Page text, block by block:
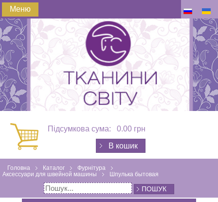
Меню
Підсумкова сума: 0.00 грн
В кошик
Головна Каталог
Фурнітура
Аксессуари для швейной машины
Шпулька бытовая
ПОШУК